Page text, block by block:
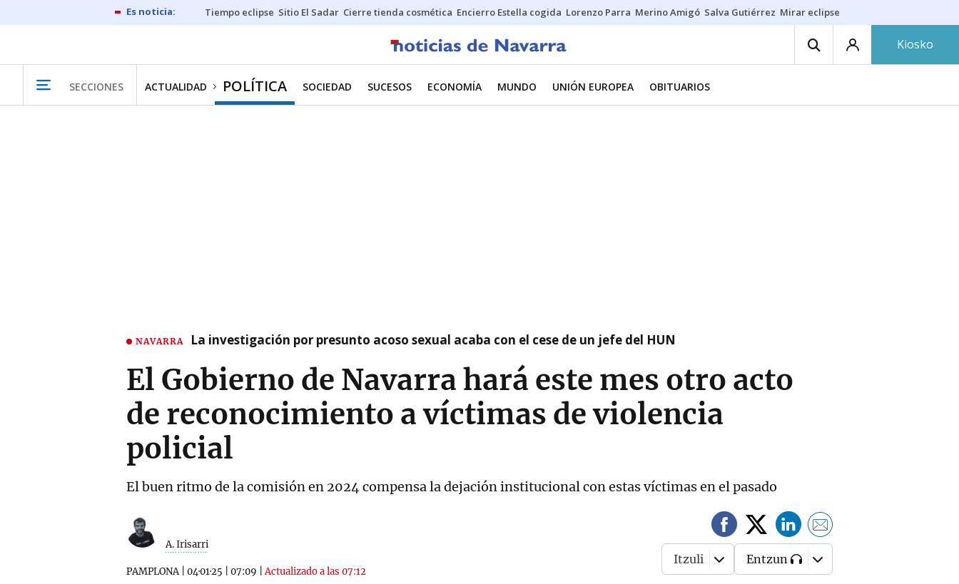
Tiempo eclipse Sitio El Sadar Cierre tienda cosmética Encierro Estella cogida Lorenzo Parra Merino Amigó Salva Gutiérrez Mirar eclipse
Kiosko
SECCIONES ACTUALIDAD POLÍTICA SOCIEDAD SUCESOS ECONOMÍA MUNDO UNIÓN EUROPEA OBITUARIOS
NAVARRA La investigación por presunto acoso sexual acaba con el cese de un jefe del HUN
El Gobierno de Navarra hará este mes otro acto
de reconocimiento a víctimas de violencia
policial
El buen ritmo de la comisión en 2024 compensa la dejación institucional con estas víctimas en el pasado
A. Irisarri
PAMPLONA| 04·01·25 07:09 |Actualizado a las 07:12
Itzuli Entzun